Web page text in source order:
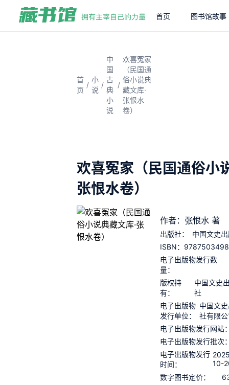
首页 图书馆故事
首
页
/
小
说
/
中
国
古
典
小
说
/
欢喜冤家
（民国通
俗小说典
藏文库·
张恨水
卷）
欢喜冤家（民国通俗小
张恨水卷）
作者：张恨水 著
出版社：
中国文史
ISBN：
电子出版物发行数
量：
版权持
有：
中国文史
社
电子出版物
发行单位：
中国文
社有限
电子出版物发行网站
电子出版物发行批次
电子出版物发行
时间：
10-
数字图书定价：